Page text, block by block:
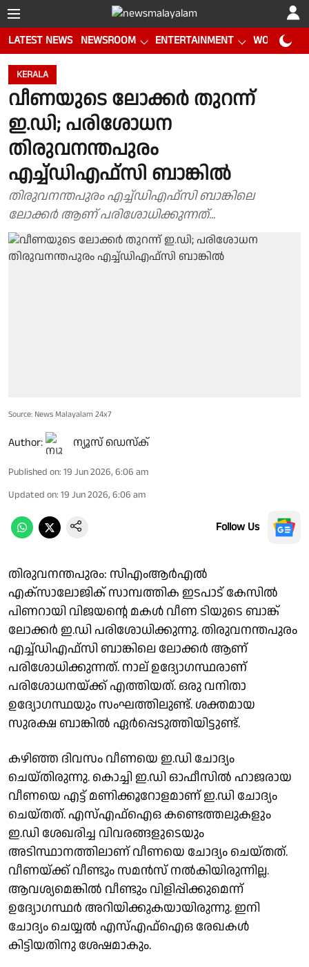
LATEST NEWS NEWSROOM ENTERTAINMENT WORLD CUP
KERALA
വീണയുടെ ലോക്കർ തുറന്ന്
ഇ.ഡി; പരിശോധന
തിരുവനന്തപുരം
എച്ച്ഡിഎഫ്സി ബാങ്കിൽ
തിരുവനന്തപുരം എച്ച്ഡിഎഫ്സി ബാങ്കിലെ
ലോക്കർ ആണ് പരിശോധിക്കുന്നത്...
Source: News Malayalam 24x7
Author: ന്യൂസ് ഡെസ്ക്
Published on: 19 Jun 2026, 6:06 am
Updated on: 19 Jun 2026, 6:06 am
Follow Us
തിരുവനന്തപുരം: സിഎംആർഎൽ
എക്സാലോജിക് സാമ്പത്തിക ഇടപാട് കേസിൽ
പിണറായി വിജയന്റെ മകൾ വീണ ടിയുടെ ബാങ്ക്
ലോക്കർ ഇ.ഡി പരിശോധിക്കുന്നു. തിരുവനന്തപുരം
എച്ച്ഡിഎഫ്സി ബാങ്കിലെ ലോക്കർ ആണ്
പരിശോധിക്കുന്നത്. നാല് ഉദ്യോഗസ്ഥരാണ്
പരിശോധനയ്ക്ക് എത്തിയത്. ഒരു വനിതാ
ഉദ്യോഗസ്ഥയും സംഘത്തിലുണ്ട്. ശക്തമായ
സുരക്ഷ ബാങ്കിൽ ഏർപ്പെടുത്തിയിട്ടുണ്ട്.
കഴിഞ്ഞ ദിവസം വീണയെ ഇ.ഡി ചോദ്യം
ചെയ്തിരുന്നു. കൊച്ചി ഇ.ഡി ഓഫീസിൽ ഹാജരായ
വീണയെ എട്ട് മണിക്കൂറോളമാണ് ഇ.ഡി ചോദ്യം
ചെയ്തത്. എസ്എഫ്ഐഒ കണ്ടെത്തലുകളും
ഇ.ഡി ശേഖരിച്ച വിവരങ്ങളുടെയും
അടിസ്ഥാനത്തിലാണ് വീണയെ ചോദ്യം ചെയ്തത്.
വീണയ്ക്ക് വീണ്ടും സമൻസ് നൽകിയിരുന്നില്ല.
ആവശ്യമെങ്കിൽ വീണ്ടും വിളിപ്പിക്കുമെന്ന്
ഉദ്യോഗസ്ഥർ അറിയിക്കുകയായിരുന്നു. ഇനി
ചോദ്യം ചെയ്യൽ എസ്എഫ്ഐഒ രേഖകൾ
കിട്ടിയതിനു ശേഷമാകും.